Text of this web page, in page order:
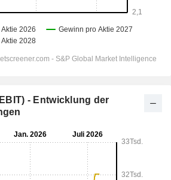
- Entwicklung der